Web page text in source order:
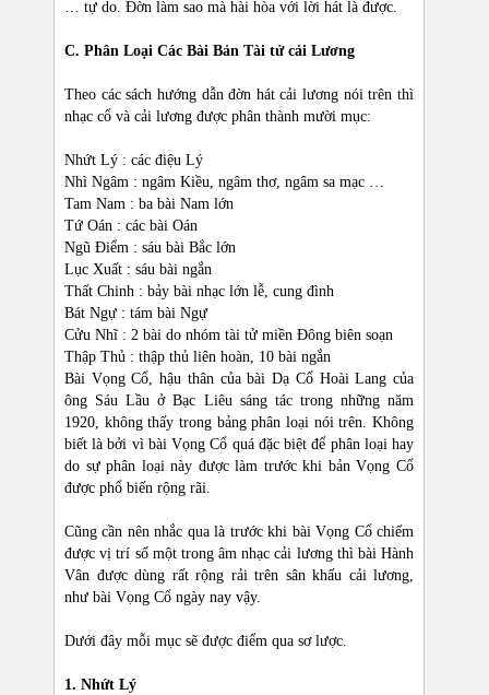
… tự do. Đờn làm sao mà hài hòa với lời hát là được.
C. Phân Loại Các Bài Bản Tài tử cải Lương
Theo các sách hướng dẫn đờn hát cải lương nói trên thì
nhạc cổ và cải lương được phân thành mười mục:
Nhứt Lý : các điệu Lý
Nhì Ngâm : ngâm Kiều, ngâm thơ, ngâm sa mạc …
Tam Nam : ba bài Nam lớn
Tứ Oán : các bài Oán
Ngũ Điểm : sáu bài Bắc lớn
Lục Xuất : sáu bài ngắn
Thất Chinh : bảy bài nhạc lớn lễ, cung đình
Bát Ngự : tám bài Ngự
Cửu Nhĩ : 2 bài do nhóm tài tử miền Đông biên soạn
Thập Thủ : thập thủ liên hoàn, 10 bài ngắn
Bài Vọng Cổ, hậu thân của bài Dạ Cổ Hoài Lang của
ông Sáu Lầu ở Bạc Liêu sáng tác trong những năm
1920, không thấy trong bảng phân loại nói trên. Không
biết là bởi vì bài Vọng Cổ quá đặc biệt để phân loại hay
do sự phân loại này được làm trước khi bản Vọng Cổ
được phổ biến rộng rãi.
Cũng cần nên nhắc qua là trước khi bài Vọng Cổ chiếm
được vị trí số một trong âm nhạc cải lương thì bài Hành
Vân được dùng rất rộng rải trên sân khấu cải lương,
như bài Vọng Cổ ngày nay vậy.
Dưới đây mỗi mục sẽ được điểm qua sơ lược.
1. Nhứt Lý